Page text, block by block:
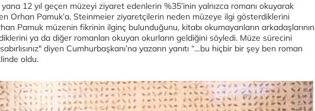
yana 12 yıl geçen müzeyi ziyaret edenlerin %35’inin yalnızca romanı okuyarak
Orhan Pamuk’a, Steinmeier ziyaretçilerin neden müzeye ilgi gösterdiklerini
Pamuk müzenin fikrinin ilginç bulunduğunu, kitabı okumayanların arkadaşlarının
ya da diğer romanları okuyan okurların geldiğini söyledi. Müze sürecini
diyen Cumhurbaşkanı’na yazarın yanıtı “…bu hiçbir bir şey ben roman
oldu.